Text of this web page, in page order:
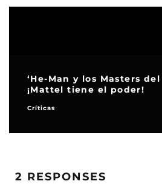
‘He-Man y los Masters del
¡Mattel tiene el poder!
Críticas
2 RESPONSES